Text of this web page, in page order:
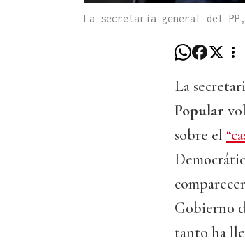
La secretaria general del
La
Popular
sobre el
Gobierno
tanto ha